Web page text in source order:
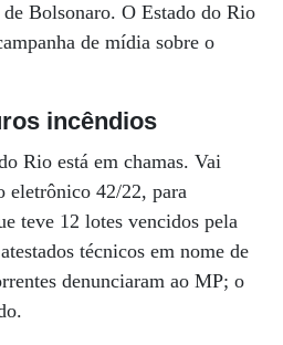
Bolsonaro. O Estado do Rio
de mídia sobre o
incêndios
Rio está em chamas. Vai
eletrônico 42/22, para
teve 12 lotes vencidos pela
técnicos em nome de
denunciaram ao MP; o